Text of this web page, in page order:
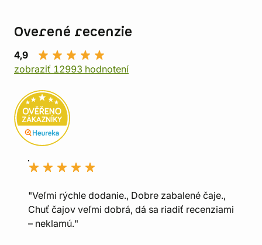
Overené recenzie
4,9
zobraziť 12993 hodnotení
"Veľmi rýchle dodanie., Dobre zabalené čaje.,
Chuť čajov veľmi dobrá, dá sa riadiť recenziami
– neklamú."